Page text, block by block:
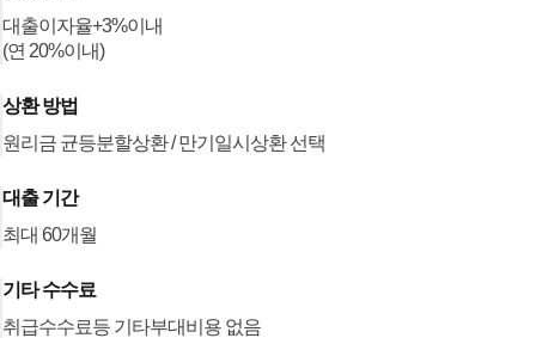
대출이자율+3%이내
(연 20%이내)
상환 방법
원리금 균등분할상환 / 만기일시상환 선택
대출 기간
최대 60개월
기타 수수료
취급수수료등 기타부대비용 없음